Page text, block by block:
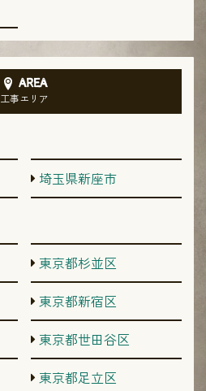
AREA
工事エリア
埼玉県新座市
東京都杉並区
東京都新宿区
東京都世田谷区
東京都足立区